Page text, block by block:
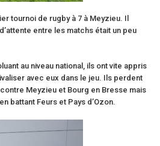
tournoi de rugby à 7 à Meyzieu. Il
entre les matchs était un peu
au niveau national, ils ont vite appris
avec eux dans le jeu. Ils perdent
Meyzieu et Bourg en Bresse mais
battant Feurs et Pays d’Ozon.